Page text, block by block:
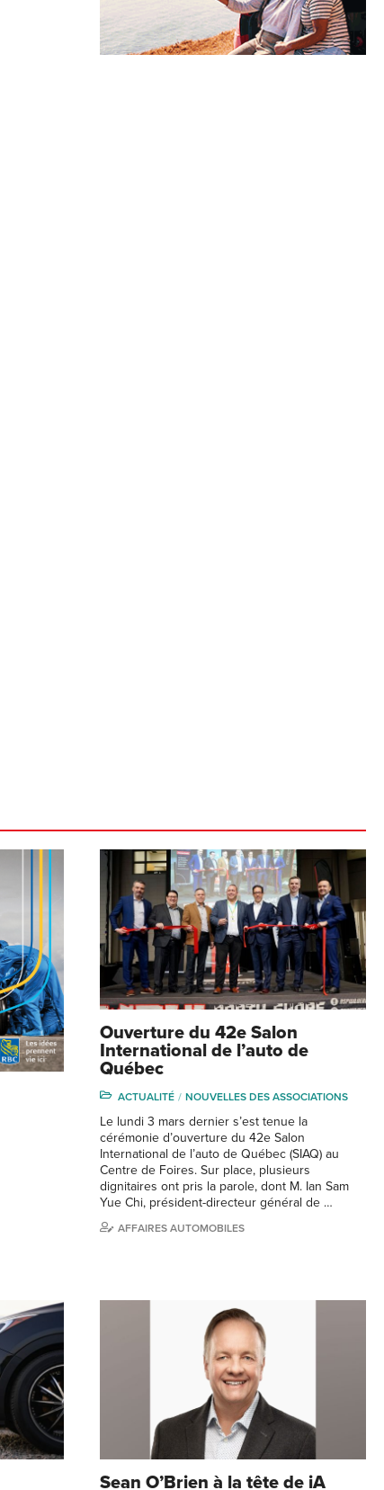
Ouverture du 42e Salon
International de l’auto de
Québec
ACTUALITÉ NOUVELLES DES ASSOCIATIONS
Le lundi 3 mars dernier s’est tenue la
cérémonie d’ouverture du 42e Salon
International de l’auto de Québec (SIAQ) au
Centre de Foires. Sur place, plusieurs
dignitaires ont pris la parole, dont M. Ian Sam
Yue Chi, président-directeur général de …
AFFAIRES AUTOMOBILES
Sean O’Brien à la tête de iA